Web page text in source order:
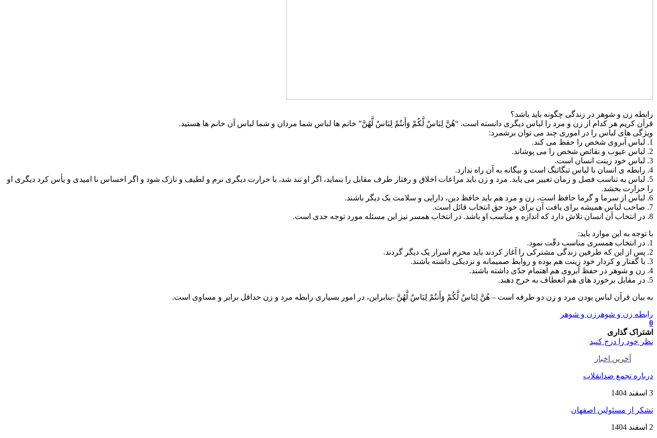
رابطه زن و شوهر در زندگی چگونه باید باشد؟
قرآن کریم هر کدام از زن و مرد را لباس دیگری دانسته است. “هُنَّ لِبَاسٌ لَّکُمْ وَأَنتُمْ لِبَاسٌ لَّهُنَّ” خانم ها لباس شما مردان و شما لباس آن خانم ها هستید.
ویژگی های لباس را در اموری چند می توان برشمرد:
1. لباس آبروی شخص را حفظ می کند.
2. لباس عیوب و نقائص شخص را می پوشاند.
3. لباس خود زینت انسان است.
4. رابطه ی انسان با لباس تنگاتنگ است و بیگانه به آن راه ندارد.
5. لباس به تناسب فصل و زمان تغییر می یابد. مرد و زن باید مراعات اخلاق و رفتار طرف مقابل را بنماید، اگر او تند شد، با حرارت دیگری نرم و لطیف و نازک شود و اگر احساس نا امیدی و یأس کرد دیگری او
را حرارت بخشد.
6. لباس از سرما و گرما حافظ است، زن و مرد هم باید حافظ دین، دارایی و سلامت یک دیگر باشند.
7. صاحب لباس همیشه برای یافت آن برای خود حق انتخاب قائل است.
8. در انتخاب آن انسان تلاش دارد که اندازه و مناسب او باشد. در انتخاب همسر نیز این مسئله مورد توجه جدی است.
با توجه به این موارد باید:
1. در انتخاب همسری مناسب دقّت نمود.
2. پس از این که طرفین زندگی مشترکی را آغاز کردند باید محرم اسرار یک دیگر گردند.
3. با گفتار و کردار خود زینت هم بوده و روابط صمیمانه و نزدیکی داشته باشند.
4. زن و شوهر در حفظ آبروی هم اهتمام جدّی داشته باشند.
5. در مقابل برخورد های هم انعطاف به خرج دهند.
به بیان قرآن لباس بودن مرد و زن دو طرفه است – هُنَّ لِبَاسٌ لَّکُمْ وَأَنتُمْ لِبَاسٌ لَّهُنَّ -بنابراین، در امور بسیاری رابطه مرد و زن حداقل برابر و مساوی است.
رابطه زن و شوهر زن و شوهر
0
اشتراک گذاری
نظر خود را درج کنید
آخرین اخبار
درباره تجمع ضدانقلاب
3 اسفند 1404
تشکر از مسئولین اصفهان
2 اسفند 1404